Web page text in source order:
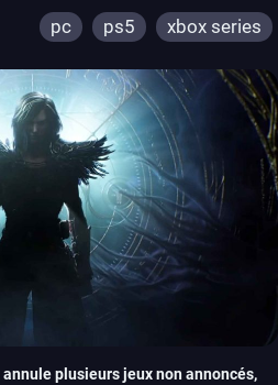
pc ps5 xbox series
plusieurs jeux non annoncés,